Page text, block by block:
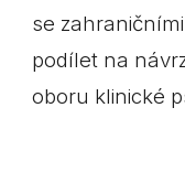
se
podílet na
oboru klinické